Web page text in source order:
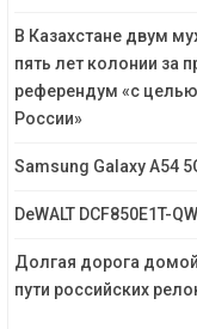
В Казахстане двум
пять лет колонии за
референдум «с
России»
Samsung Galaxy A54
DeWALT DCF850E1T-
Долгая дорога
пути российских